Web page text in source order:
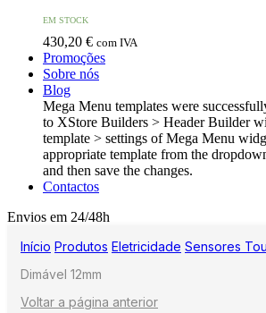
EM STOCK
430,20 € com IVA
Promoções
Sobre nós
Blog
Mega Menu templates were
to XStore Builders > Header Builder
template > settings of Mega Menu
appropriate template from the
and then save the changes.
Contactos
Envios em 24/48h
Início Produtos Eletricidade Sensores
Dimável 12mm
Voltar a página anterior